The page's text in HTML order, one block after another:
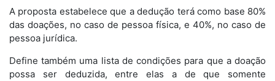
A proposta estabelece que a dedução terá como base 80%
das doações, no caso de pessoa física, e 40%, no caso de
pessoa jurídica.
Define também uma lista de condições para que a doação
possa ser deduzida, entre elas a de que somente